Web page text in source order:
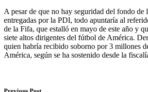
A pesar de que no hay seguridad del fondo de
entregadas por la PDI, todo apuntaría al
de la Fifa, que estalló en mayo de este año y
siete altos dirigentes del fútbol de América.
quien habría recibido soborno por 3 millones
América, según se ha sostenido desde la